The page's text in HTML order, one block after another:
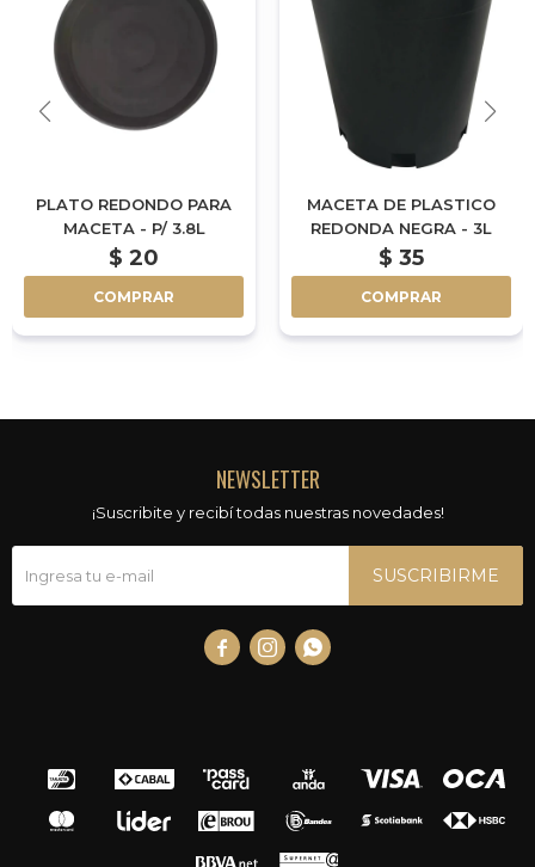
PLATO REDONDO PARA
MACETA - P/ 3.8L
$ 20
COMPRAR
MACETA DE PLASTICO
REDONDA NEGRA - 3L
$ 35
COMPRAR
NEWSLETTER
¡Suscribite y recibí todas nuestras novedades!
SUSCRIBIRME
  